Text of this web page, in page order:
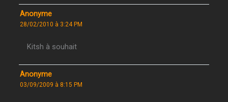
Anonyme
28/02/2010 à 3:24 PM
Kitsh à souhait
Anonyme
03/09/2009 à 8:15 PM